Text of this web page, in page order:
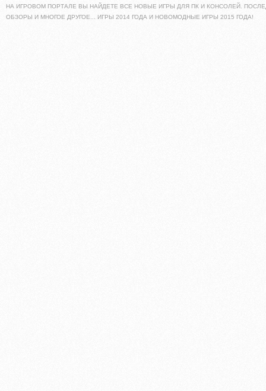
НА ИГРОВОМ ПОРТАЛЕ ВЫ НАЙДЕТЕ ВСЕ НОВЫЕ ИГРЫ ДЛЯ ПК И КОНСОЛЕЙ.
ОБЗОРЫ И МНОГОЕ ДРУГОЕ... ИГРЫ 2014 ГОДА И НОВОМОДНЫЕ ИГРЫ 2015 ГОДА!